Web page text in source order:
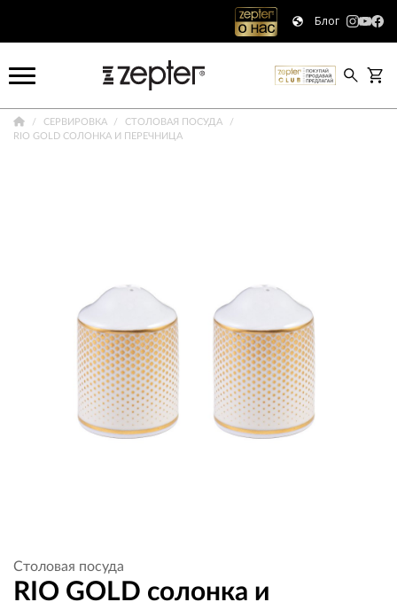
Блог
СЕРВИРОВКА
СТОЛОВАЯ ПОСУДА
RIO GOLD СОЛОНКА И ПЕРЕЧНИЦА
Столовая посуда
RIO GOLD солонка и